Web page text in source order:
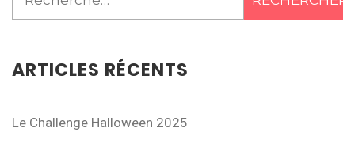
ARTICLES RÉCENTS
Le Challenge Halloween 2025